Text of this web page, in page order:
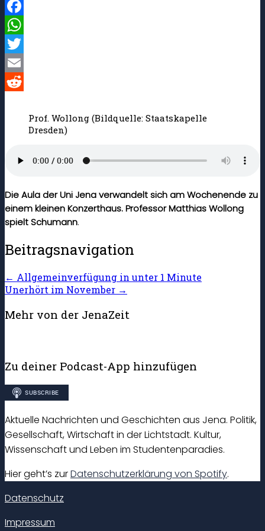
Facebook
WhatsApp
Twitter
Email
Prof. Wollong (Bildquelle: Staatskapelle
Dresden)
Die Aula der Uni Jena verwandelt sich am Wochenende zu
einem kleinen Konzerthaus. Professor Matthias Wollong
spielt Schumann.
Beitragsnavigation
← Allgemeinverfügung in unter 1 Minute
Unerhört im November →
Mehr von der JenaZeit
Zu deiner Podcast-App hinzufügen
Aktuelle Nachrichten und Geschichten aus Jena. Politik,
Gesellschaft, Wirtschaft in der Lichtstadt. Kultur,
Wissenschaft und Leben im Studentenparadies.
Hier geht’s zurDatenschutzerklärung von Spotify.
Datenschutz
Impressum